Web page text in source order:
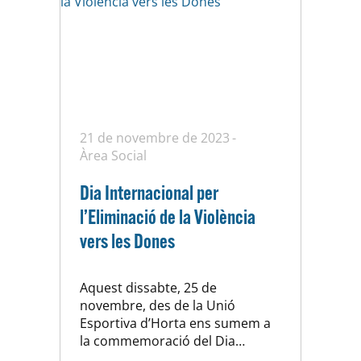
21 de novembre de 2023
Àrea Social
Dia Internacional per
l’Eliminació de la Violència
vers les Dones
Aquest dissabte, 25 de
novembre, des de la Unió
Esportiva d’Horta ens sumem a
la commemoració del Dia